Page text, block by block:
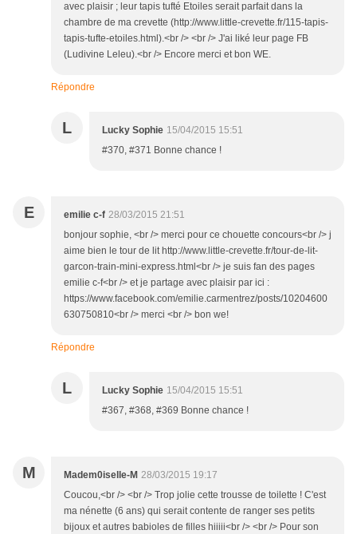
avec plaisir ; leur tapis tufté Etoiles serait parfait dans la
chambre de ma crevette (http://www.little-crevette.fr/115-tapis-
tapis-tufte-etoiles.html).<br /> <br /> J'ai liké leur page FB
(Ludivine Leleu).<br /> Encore merci et bon WE.
Répondre
L Lucky Sophie 15/04/2015 15:51
#370, #371 Bonne chance !
E emilie c-f 28/03/2015 21:51
bonjour sophie, <br /> merci pour ce chouette concours<br /> j
aime bien le tour de lit http://www.little-crevette.fr/tour-de-lit-
garcon-train-mini-express.html<br /> je suis fan des pages
emilie c-f<br /> et je partage avec plaisir par ici :
https://www.facebook.com/emilie.carmentrez/posts/10204600
630750810<br /> merci <br /> bon we!
Répondre
L Lucky Sophie 15/04/2015 15:51
#367, #368, #369 Bonne chance !
M Madem0iselle-M 28/03/2015 19:17
Coucou,<br /> <br /> Trop jolie cette trousse de toilette ! C'est
ma nénette (6 ans) qui serait contente de ranger ses petits
bijoux et autres babioles de filles hiiiii<br /> <br /> Pour son